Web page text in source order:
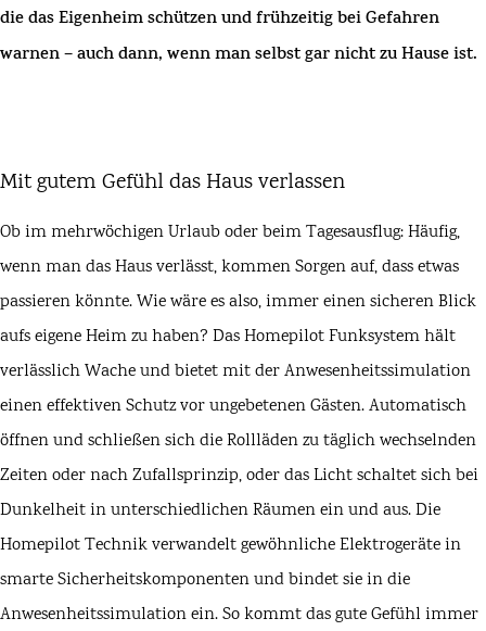
die das Eigenheim schützen und frühzeitig bei Gefahren
warnen – auch dann, wenn man selbst gar nicht zu Hause ist.
Mit gutem Gefühl das Haus verlassen
Ob im mehrwöchigen Urlaub oder beim Tagesausflug: Häufig,
wenn man das Haus verlässt, kommen Sorgen auf, dass etwas
passieren könnte. Wie wäre es also, immer einen sicheren Blick
aufs eigene Heim zu haben? DasHomepilotFunksystem hält
verlässlich Wache und bietet mit der Anwesenheitssimulation
einen effektiven Schutz vor ungebetenen Gästen. Automatisch
öffnen und schließen sich die Rollläden zu täglich wechselnden
Zeiten oder nach Zufallsprinzip, oder das Licht schaltet sich bei
Dunkelheit in unterschiedlichen Räumen ein und aus. Die
Homepilot Technik verwandelt gewöhnliche Elektrogeräte in
smarte Sicherheitskomponenten und bindet sie in die
Anwesenheitssimulation ein. So kommt das gute Gefühl immer